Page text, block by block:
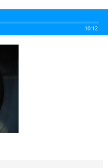
10:12